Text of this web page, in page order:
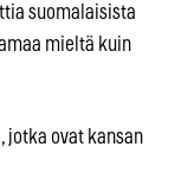
suomalaisista
mieltä kuin
jotka ovat kansan